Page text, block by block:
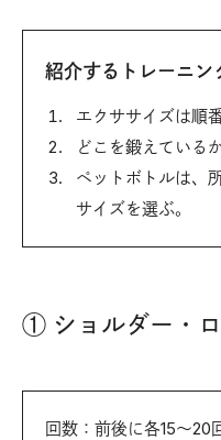
紹介するトレーニン
エクササイズは順
どこを鍛えている
ペットボトルは、
サイズを選ぶ。
① ショルダー・
回数：前後に各15～20